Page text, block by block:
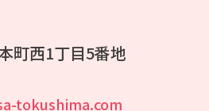
町西1丁目5番地
tokushima.com